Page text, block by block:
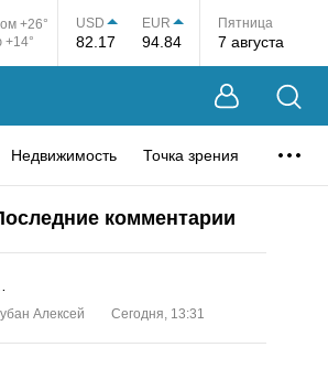
+26°
+14°
USD
82.17
EUR
94.84
Пятница
7 августа
Недвижимость Точка зрения
комментарии
Алексей Сегодня, 13:31